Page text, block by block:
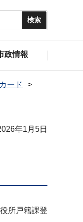
政情報
ード
年1月5日
所戸籍課登